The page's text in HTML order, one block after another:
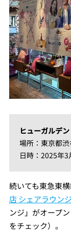
ヒューガルデ
場所：東京都
日時：2025年
続いても東急東
店 シェアラウンジ
ンジ」がオープ
をチェック）。